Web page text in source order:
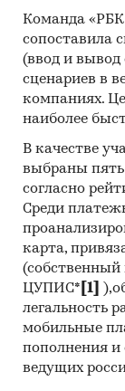
Команда
сопоставила
(ввод и вывод
сценариев в
компаниях.
наиболее
В качестве
выбраны
согласно
Среди
карта,
ЦУПИС* [1]
легальность
мобильные
пополнения и
ведущих